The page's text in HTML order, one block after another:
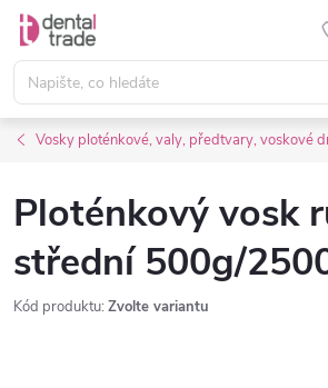
Přejít
obsah
Vosky ploténkové, valy, předtvary, voskové
Ploténkový vosk
střední 500g/
Kód produktu: Zvolte variantu